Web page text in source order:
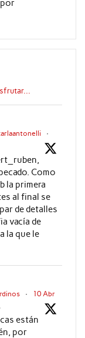
por
·
Como
la primera
al final se
de detalles
vacía de
la que le
· 10 Abr
están
por